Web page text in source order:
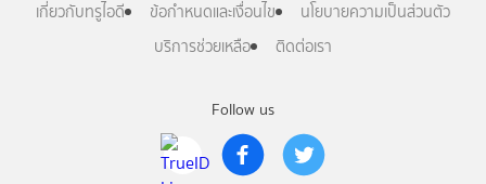
Follow us
เกี่ยวกับทรูไอดี ข้อกำหนดและเงื่อนไข
นโยบายความเป็นส่วนตัว
บริการช่วยเหลือ
ติดต่อเรา